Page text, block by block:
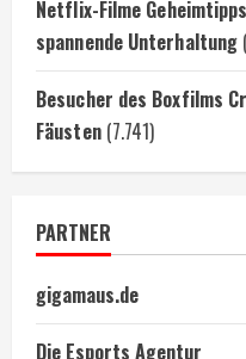
Netflix-Filme
spannende Unterhaltung
Besucher des Boxfilms
Fäusten (7.741)
PARTNER
gigamaus.de
Die Esports Agentur